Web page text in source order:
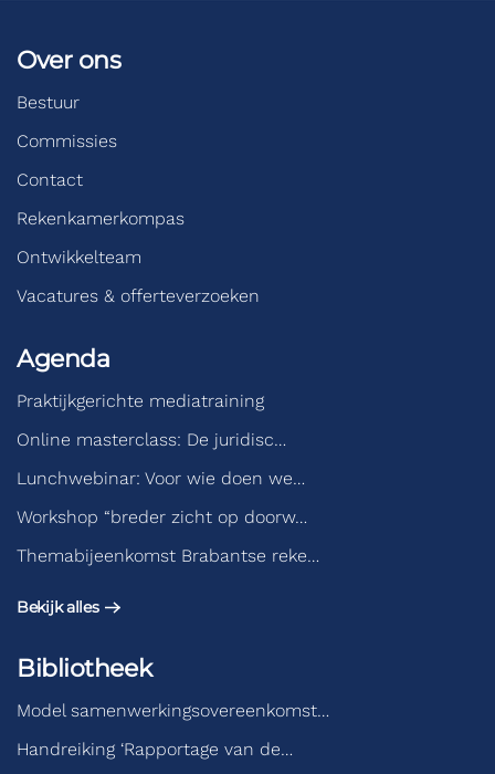
Over ons
Bestuur
Commissies
Contact
Rekenkamerkompas
Ontwikkelteam
Vacatures & offerteverzoeken
Agenda
Praktijkgerichte mediatraining
Online masterclass: De juridisc…
Lunchwebinar: Voor wie doen we…
Workshop “breder zicht op doorw…
Themabijeenkomst Brabantse reke…
Bekijk alles
Bibliotheek
Model samenwerkingsovereenkomst…
Handreiking ‘Rapportage van de…